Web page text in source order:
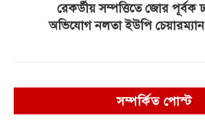
রেকর্ডীয় সম্পত্তিতে জোর পূর্বক
অভিযোগ নলতা ইউপি
সম্পর্কিত পোস্ট